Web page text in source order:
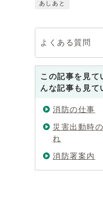
あしあと
よくある質問
この記事を見て
んな記事も見て
消防の仕事
災害出動時
れ
消防署案内